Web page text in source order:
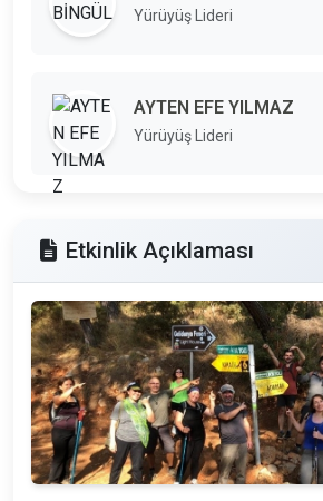
Yürüyüş Lideri
AYTEN EFE YILMAZ
Yürüyüş Lideri
Etkinlik Açıklaması